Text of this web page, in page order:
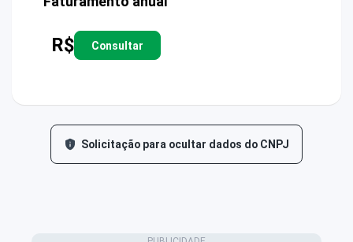
R$ Consultar
Solicitação para ocultar dados do CNPJ